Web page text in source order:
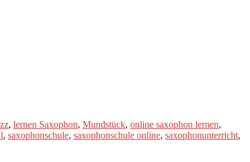
, lernen Saxophon, Mundstück, online saxophon lernen,
, saxophonschule, saxophonschule online, saxophonunterricht,